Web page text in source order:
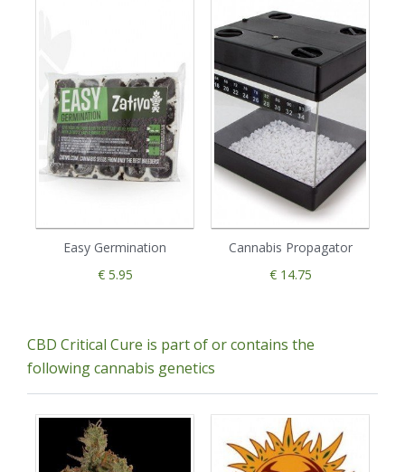
Easy Germination
€ 5.95
Cannabis Propagator
€ 14.75
CBD Critical Cure is part of or contains the
following cannabis genetics